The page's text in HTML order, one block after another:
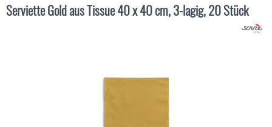
Serviette Gold aus Tissue 40 x 40 cm, 3-lagig, 20 Stück